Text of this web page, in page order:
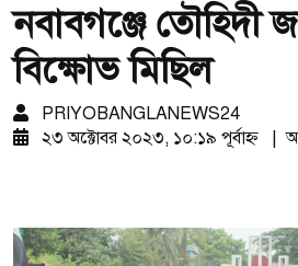
নবাবগঞ্জে তৌহিদী
বিক্ষোভ মিছিল
PRIYOBANGLANEWS24
২৩ অক্টোবর ২০২৩, ১০:১৯ পূর্বাহ্ন